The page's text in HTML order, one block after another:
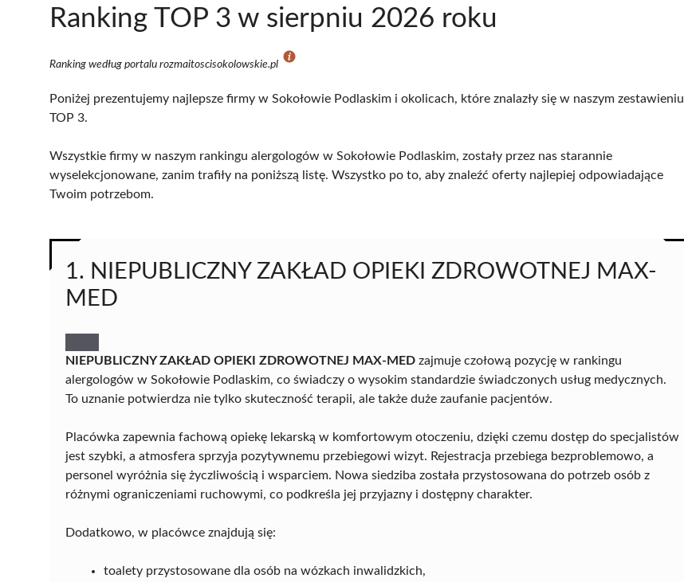
Ranking TOP 3 w sierpniu 2026 roku
Ranking według portalu rozmaitoscisokolowskie.pl
Poniżej prezentujemy najlepsze firmy w Sokołowie Podlaskim i okolicach, które znalazły się w naszym zestawieniu
TOP 3.
Wszystkie firmy w naszym rankingu alergologów w Sokołowie Podlaskim, zostały przez nas starannie
wyselekcjonowane, zanim trafiły na poniższą listę. Wszystko po to, aby znaleźć oferty najlepiej odpowiadające
Twoim potrzebom.
1. NIEPUBLICZNY ZAKŁAD OPIEKI ZDROWOTNEJ MAX-
MED
NIEPUBLICZNY ZAKŁAD OPIEKI ZDROWOTNEJ MAX-MED zajmuje czołową pozycję w rankingu
alergologów w Sokołowie Podlaskim, co świadczy o wysokim standardzie świadczonych usług medycznych.
To uznanie potwierdza nie tylko skuteczność terapii, ale także duże zaufanie pacjentów.
Placówka zapewnia fachową opiekę lekarską w komfortowym otoczeniu, dzięki czemu dostęp do specjalistów
jest szybki, a atmosfera sprzyja pozytywnemu przebiegowi wizyt. Rejestracja przebiega bezproblemowo, a
personel wyróżnia się życzliwością i wsparciem. Nowa siedziba została przystosowana do potrzeb osób z
różnymi ograniczeniami ruchowymi, co podkreśla jej przyjazny i dostępny charakter.
Dodatkowo, w placówce znajdują się:
toalety przystosowane dla osób na wózkach inwalidzkich,